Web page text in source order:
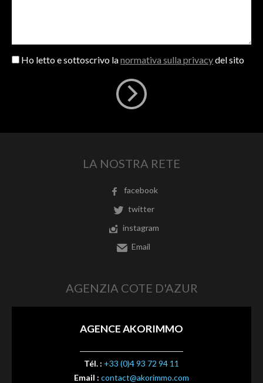
Ho letto e sottoscrivo lanormativa sulla privacydel sito
LA NOSTRA RETE
facebook
twitter
instagram
Email
AGENZIA COTE D'AZUR
AGENCE AKORIMMO
Tél. : +33 (0)4 93 72 94 11
Email : contact@akorimmo.com